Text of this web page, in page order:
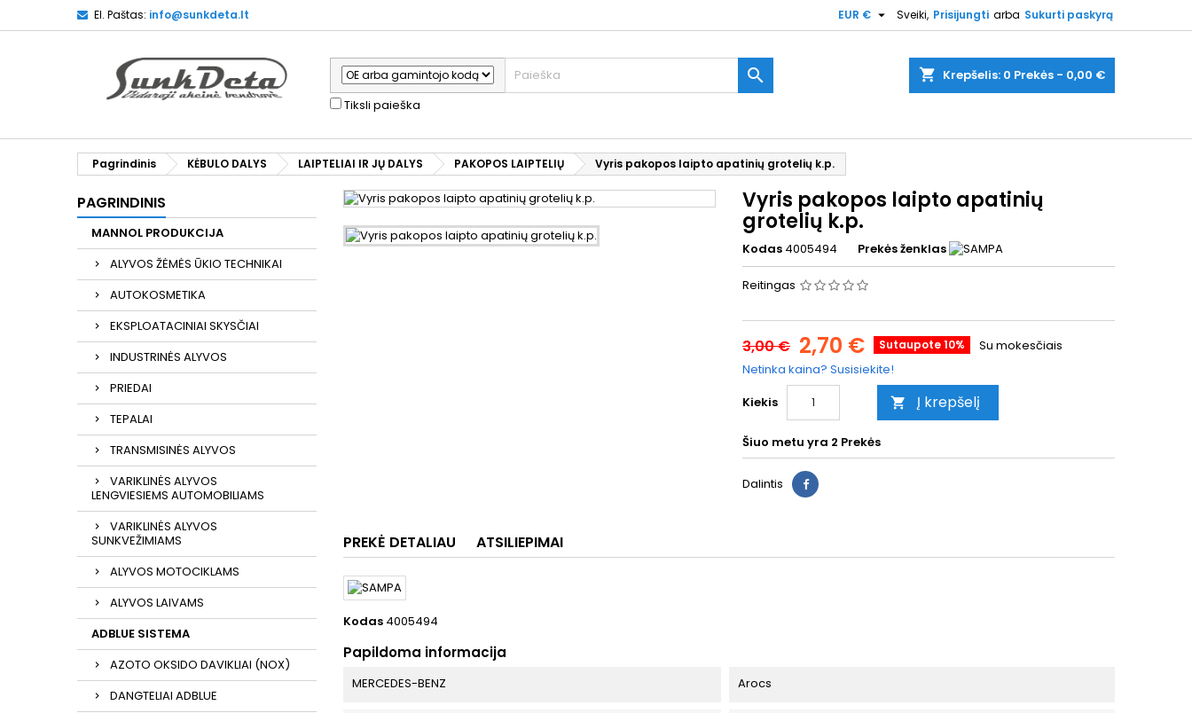
El. Paštas: info@sunkdeta.lt Sveiki, Prisijungti arba Sukurti paskyrą
EUR € 
shopping_cart Krepšelis: 0 Prekės - 0,00 €
Tiksli paieška

Pagrindinis KĖBULO DALYS LAIPTELIAI IR JŲ DALYS PAKOPOS LAIPTELIŲ Vyris pakopos laipto apatinių grotelių k.p.
PAGRINDINIS
MANNOL PRODUKCIJA
ALYVOS ŽĖMĖS ŪKIO TECHNIKAI
AUTOKOSMETIKA
EKSPLOATACINIAI SKYSČIAI
INDUSTRINĖS ALYVOS
PRIEDAI
TEPALAI
TRANSMISINĖS ALYVOS
VARIKLINĖS ALYVOS
LENGVIESIEMS AUTOMOBILIAMS
VARIKLINĖS ALYVOS
SUNKVEŽIMIAMS
ALYVOS MOTOCIKLAMS
ALYVOS LAIVAMS
ADBLUE SISTEMA
AZOTO OKSIDO DAVIKLIAI (NOX)
DANGTELIAI ADBLUE
Vyris pakopos laipto apatinių
grotelių k.p.
Kodas 4005494 Prekės ženklas
Reitingas
3,00 € 2,70 € Sutaupote 10%
Su mokesčiais
Netinka kaina? Susisiekite!
Kiekis
 Į krepšelį
Šiuo metu yra 2 Prekės
Dalintis
PREKĖ DETALIAU ATSILIEPIMAI
Kodas 4005494
Papildoma informacija
MERCEDES-BENZ Arocs